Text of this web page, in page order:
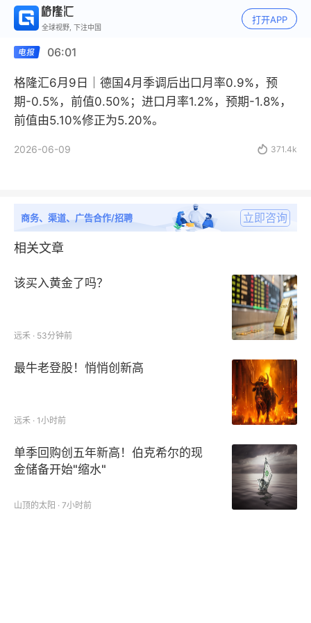
全球视野, 下注中国
打开APP
06:01
格隆汇6月9日｜德国4月季调后出口月率0.9%，预
期-0.5%，前值0.50%；进口月率1.2%，预期-1.8%，
前值由5.10%修正为5.20%。
2026-06-09  371.4k
商务、渠道、广告合作/招聘 立即咨询
相关文章
该买入黄金了吗？
远禾 · 53分钟前
最牛老登股！悄悄创新高
远禾 · 1小时前
单季回购创五年新高！伯克希尔的现
金储备开始"缩水"
山顶的太阳 · 7小时前